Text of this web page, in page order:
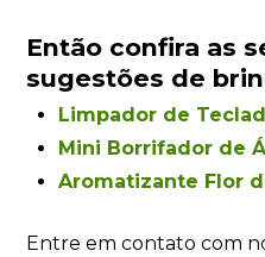
Então confira as
sugestões de
Limpador de
Mini Borrifador de
Aromatizante Flor
Entre em contato com